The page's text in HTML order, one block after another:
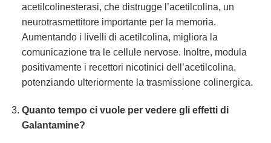
acetilcolinesterasi, che distrugge l’acetilcolina, un
neurotrasmettitore importante per la memoria.
Aumentando i livelli di acetilcolina, migliora la
comunicazione tra le cellule nervose. Inoltre, modula
positivamente i recettori nicotinici dell’acetilcolina,
potenziando ulteriormente la trasmissione colinergica.
Quanto tempo ci vuole per vedere gli effetti di
Galantamine?